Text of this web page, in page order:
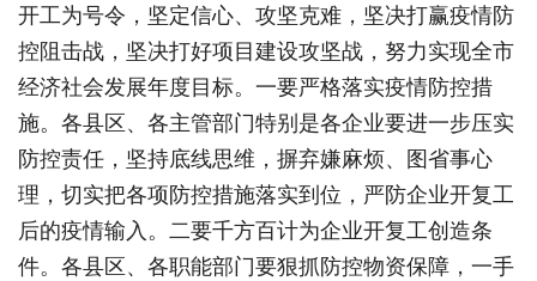
开工为号令，坚定信心、攻坚克难，坚决打赢疫情防
控阻击战，坚决打好项目建设攻坚战，努力实现全市
经济社会发展年度目标。一要严格落实疫情防控措
施。各县区、各主管部门特别是各企业要进一步压实
防控责任，坚持底线思维，摒弃嫌麻烦、图省事心
理，切实把各项防控措施落实到位，严防企业开复工
后的疫情输入。二要千方百计为企业开复工创造条
件。各县区、各职能部门要狠抓防控物资保障，一手